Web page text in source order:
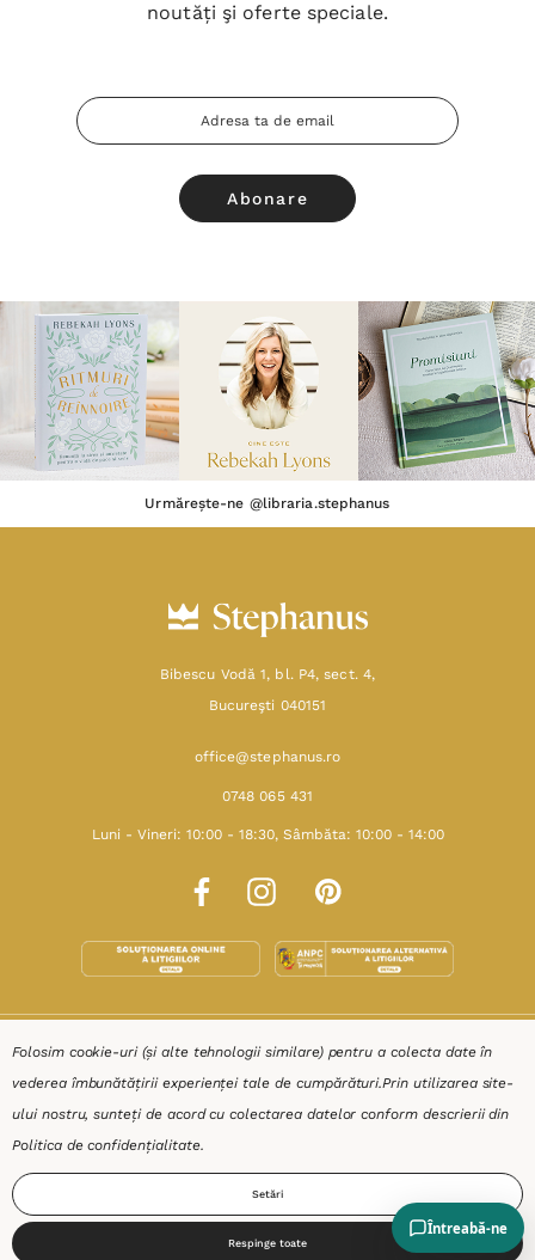
noutăți şi oferte speciale.
Adresa
Email
Urmărește-ne @libraria.stephanus
Bibescu Vodă 1, bl. P4, sect. 4,
Bucureşti 040151
office@stephanus.ro
0748 065 431
Luni - Vineri: 10:00 - 18:30, Sâmbăta: 10:00 - 14:00
SHOP
RESURSE
AJUTOR
DESPRE
Folosim cookie-uri (și alte tehnologii similare) pentru a colecta date în
vederea îmbunătățirii experienței tale de cumpărături.Prin utilizarea site-
ului nostru, sunteți de acord cu colectarea datelor conform descrierii din
Politica de confidențialitate.
Setări
Respinge toate